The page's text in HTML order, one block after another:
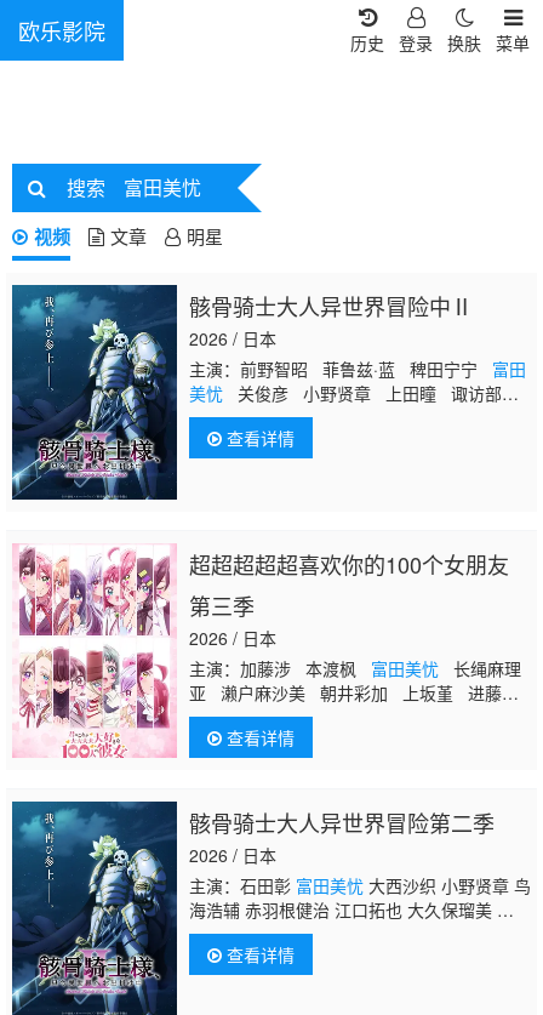
欧乐影院 菜单
换肤
登录
历史
搜索 富田美忧
视频 文章 明星
骸骨骑士大人异世界冒险中Ⅱ
2026 / 日本
主演：前野智昭 菲鲁兹·蓝 稗田宁宁 富田
美忧关俊彦 小野贤章 上田瞳 诹访部顺
一 赤羽根健治 四宫豪 江口拓也 大久保
瑠美 鸟海浩辅 皆口裕子 竹内良太 大西
沙织 山根绮 逢田梨香子 河西健吾 白石
查看详情
超超超超超喜欢你的100个女朋友
第三季
2026 / 日本
主演：加藤涉 本渡枫 富田美忧长绳麻理
亚 濑户麻沙美 朝井彩加 上坂堇 进藤天
音 三森铃子 高桥李依 Lynn 高尾奏音
石原夏织 竹达彩奈 千叶繁 上田祐司
查看详情
骸骨骑士大人异世界冒险第二季
2026 / 日本
主演：石田彰 富田美忧大西沙织 小野贤章 鸟
海浩辅 赤羽根健治 江口拓也 大久保瑠美 前野
智昭 河西健吾 诹访部顺一 竹内良太 白石
稔 四宫豪 关俊彦 皆口裕子 逢田梨香子 稗田
宁宁 上田瞳 菲鲁兹·蓝 山根绮
查看详情